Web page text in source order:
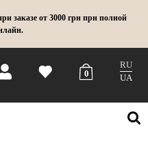
заказе от 3000 грн при полной
0
RU
UA